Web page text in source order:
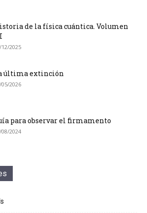
de la física cuántica. Volumen
12/2025
última extinción
05/2026
para observar el firmamento
08/2024